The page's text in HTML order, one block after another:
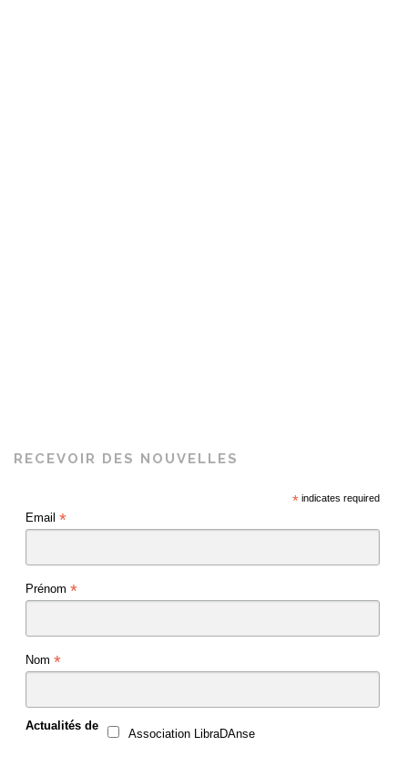
RECEVOIR DES NOUVELLES
*indicates required
Email *
Prénom *
Nom *
Actualités de
Association LibraDAnse